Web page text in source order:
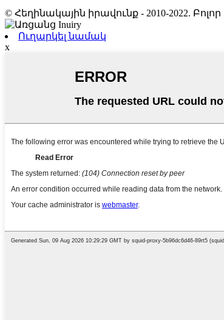
© Հեղինակային իրավունք - 2010-2022.
Ուղարկել նամակ
x